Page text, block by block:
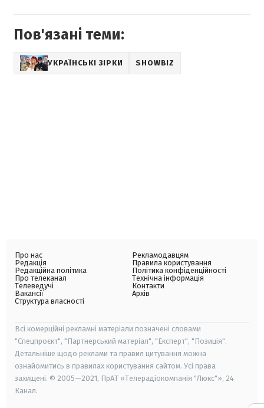
Пов'язані теми:
УКРАЇНСЬКІ ЗІРКИ SHOWBIZ
Про нас
Редакція
Редакційна політика
Про телеканал
Телеведучі
Вакансії
Структура власності
Рекламодавцям
Правила користування
Політика конфіденційності
Технічна інформація
Контакти
Архів
Всі комерційні рекламні матеріали позначені словами
"Спецпроєкт", "Партнерський матеріал", "Експерт", "Позиція".
Детальніше щодо реклами та правил цитування можна
ознайомитись в правилах користування сайтом. Усі права
захищені. © 2005—2021, ПрАТ «Телерадіокомпанія "Люкс"», 24
Канал.